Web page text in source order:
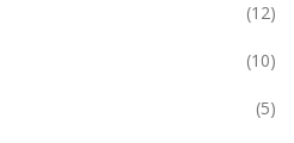
(12)
(10)
(5)